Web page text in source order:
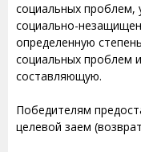
социальных проблем,
социально-
определенную
социальных проблем
составляющую.
Победителям
целевой заем